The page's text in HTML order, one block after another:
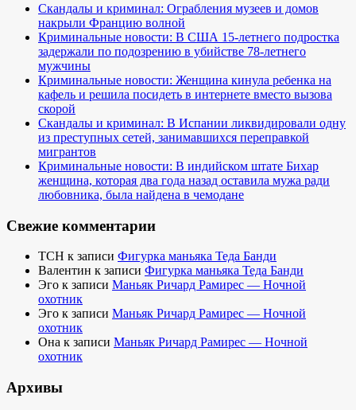
Скандалы и криминал: Ограбления музеев и домов
накрыли Францию волной
Криминальные новости: В США 15-летнего подростка
задержали по подозрению в убийстве 78-летнего
мужчины
Криминальные новости: Женщина кинула ребенка на
кафель и решила посидеть в интернете вместо вызова
скорой
Скандалы и криминал: В Испании ликвидировали одну
из преступных сетей, занимавшихся переправкой
мигрантов
Криминальные новости: В индийском штате Бихар
женщина, которая два года назад оставила мужа ради
любовника, была найдена в чемодане
Свежие комментарии
TCH к записи Фигурка маньяка Теда Банди
Валентин к записи Фигурка маньяка Теда Банди
Эго к записи Маньяк Ричард Рамирес — Ночной
охотник
Эго к записи Маньяк Ричард Рамирес — Ночной
охотник
Она к записи Маньяк Ричард Рамирес — Ночной
охотник
Архивы